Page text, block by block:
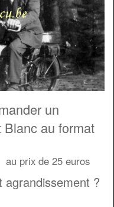
un
au format
au prix de 25 euros
agrandissement ?